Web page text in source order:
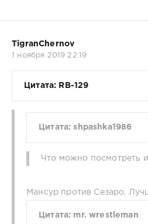
TigranChernov
1 ноября 2019 22:19
Цитата: RB-129
Цитата: shpashka1986
Что можно посмотреть
Мансур против Сезаро.
Цитата: mr. wrestleman